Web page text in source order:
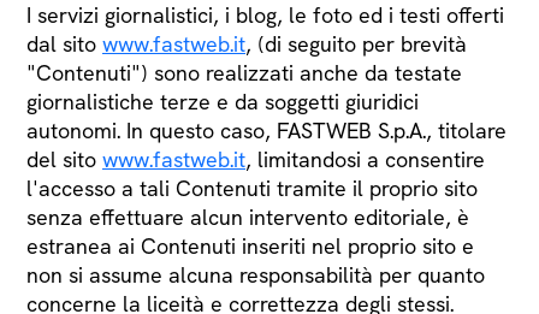
I servizi giornalistici, i blog, le foto ed i testi offerti
dal sito www.fastweb.it, (di seguito per brevità
"Contenuti") sono realizzati anche da testate
giornalistiche terze e da soggetti giuridici
autonomi. In questo caso, FASTWEB S.p.A., titolare
del sito www.fastweb.it, limitandosi a consentire
l'accesso a tali Contenuti tramite il proprio sito
senza effettuare alcun intervento editoriale, è
estranea ai Contenuti inseriti nel proprio sito e
non si assume alcuna responsabilità per quanto
concerne la liceità e correttezza degli stessi.